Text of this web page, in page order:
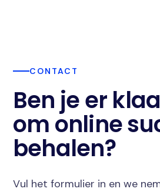
CONTACT
Ben je er
om online
behalen?
Vul het formulier in en we